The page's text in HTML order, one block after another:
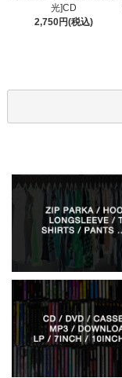
光]CD
2,750円(税込)